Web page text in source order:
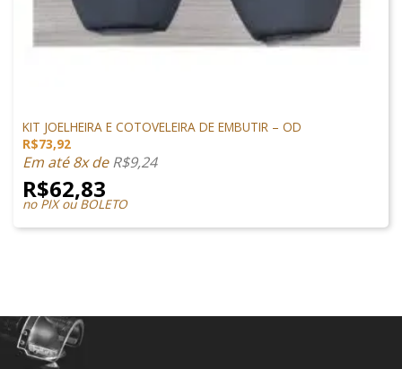
KIT JOELHEIRA E COTOVELEIRA DE EMBUTIR – OD
R$73,92
Em até 8x deR$9,24
R$62,83
no PIX ou BOLETO